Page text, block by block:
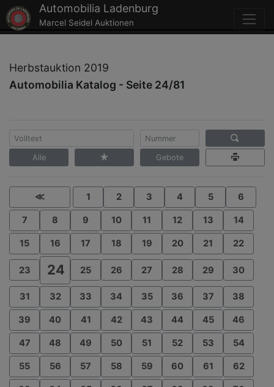
Automobilia Ladenburg
Marcel Seidel Auktionen
Herbstauktion 2019
Automobilia Katalog - Seite 24/81
Alle Gebote
≪ 1 2 3 4 5 6
7 8 9 10 11 12 13 14
15 16 17 18 19 20 21 22
23 24 25 26 27 28 29 30
31 32 33 34 35 36 37 38
39 40 41 42 43 44 45 46
47 48 49 50 51 52 53 54
55 56 57 58 59 60 61 62